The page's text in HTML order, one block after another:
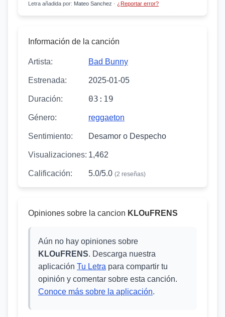
Letra añadida por: Mateo Sanchez · ¿Reportar error?
Información de la canción
Artista: Bad Bunny
Estrenada: 2025-01-05
Duración: 03:19
Género: reggaeton
Sentimiento: Desamor o Despecho
Visualizaciones: 1,462
Calificación: 5.0/5.0 (2 reseñas)
Opiniones sobre la cancion KLOuFRENS
Aún no hay opiniones sobre
KLOuFRENS. Descarga nuestra
aplicación Tu Letra para compartir tu
opinión y comentar sobre esta canción.
Conoce más sobre la aplicación.